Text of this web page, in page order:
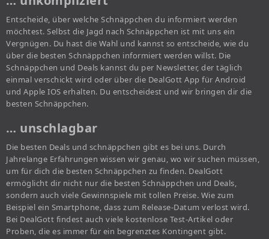
Entscheide, über welche Schnäppchen du informiert werden
möchtest. Selbst die Jagd nach Schnäppchen ist mit uns ein
Vergnügen. Du hast die Wahl und kannst so entscheide, wie du
über die besten Schnäppchen informiert werden willst. Die
Schnäppchen und Deals kannst du per Newsletter, der täglich
einmal verschickt wird oder über die DealGott App für Android
und Apple IOS erhalten. Du entscheidest und wir bringen dir die
besten Schnäppchen.
… unschlagbar
Die besten Deals und schnäppchen gibt es bei uns. Durch
Jahrelange Erfahrungen wissen wir genau, wo wir suchen müssen,
um für dich die besten Schnäppchen zu finden. DealGott
ermöglicht dir nicht nur die besten Schnäppchen und Deals,
sondern auch viele Gewinnspiele mit tollen Preise. Wie zum
Beispiel ein Smartphone, dass zum Release-Datum verlost wird.
Bei DealGott findest auch viele kostenlose Test-Artikel oder
Proben, die es immer für ein begrenztes Kontingent gibt.